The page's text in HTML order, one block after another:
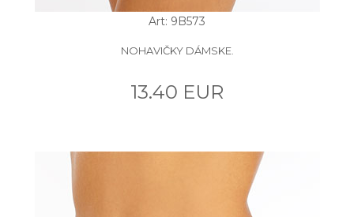
Art: 9B573
NOHAVIČKY DÁMSKE.
13.40 EUR